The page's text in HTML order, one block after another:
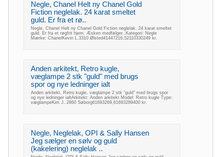
Negle, Chanel Helt ny Chanel Gold
Fiction neglelak. 24 karat smeltet
guld. Er fra et rø..
Negle, Chanel Helt ny Chanel Gold Fiction neglelak. 24 karat smeltet
guld. Er fra et røgfrit hjem. Æsken medfølger..Kategori: Negle
Mærke: ChanelKevin L.3310 Ølsted41447216,52110330249 kr.
Anden arkitekt, Retro kugle,
væglampe 2 stk "guld" med brugs
spor og nye ledninger ialt
Anden arkitekt, Retro kugle, væglampe 2 stk "guld" med brugs spor
og nye ledninger ialtArkitekt: Anden arkitekt Model: Retro kugle Type:
væglampeKim J..2860 Søborg61693269,61693289400 kr.
Negle, Neglelak, OPI & Sally Hansen
Jeg sælger en sølv og guld
(kakelering) neglelak ..